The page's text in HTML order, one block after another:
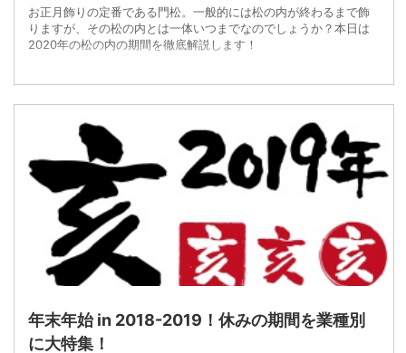
お正月飾りの定番である門松。一般的には松の内が終わるまで飾
りますが、その松の内とは一体いつまでなのでしょうか？本日は
2020年の松の内の期間を徹底解説します！
年末年始 in 2018-2019！休みの期間を業種別
に大特集！